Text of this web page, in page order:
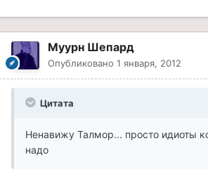
Муурн Шепард
Опубликовано 1 января, 2012
Цитата
Ненавижу Талмор... просто идиоты
надо